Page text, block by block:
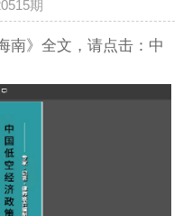
期
南》全文，请点击： 中